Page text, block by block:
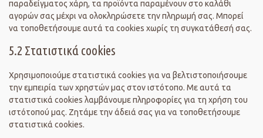
παραδείγματος χάρη, τα προϊόντα παραμένουν στο καλάθι
αγορών σας μέχρι να ολοκληρώσετε την πληρωμή σας. Μπορεί
να τοποθετήσουμε αυτά τα cookies χωρίς τη συγκατάθεσή σας.
5.2 Στατιστικά cookies
Χρησιμοποιούμε στατιστικά cookies για να βελτιστοποιήσουμε
την εμπειρία των χρηστών μας στον ιστότοπο. Με αυτά τα
στατιστικά cookies λαμβάνουμε πληροφορίες για τη χρήση του
ιστότοπού μας. Ζητάμε την άδειά σας για να τοποθετήσουμε
στατιστικά cookies.